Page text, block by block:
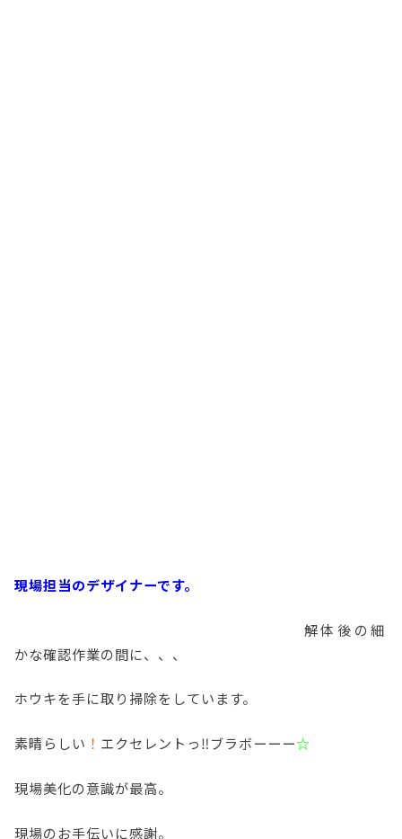
現場担当のデザイナーです。
解体後の細
かな確認作業の間に、、、
ホウキを手に取り掃除をしています。
素晴らしい ！ エクセレントっ‼ブラボーーー☆
現場美化の意識が最高。
現場のお手伝いに感謝。